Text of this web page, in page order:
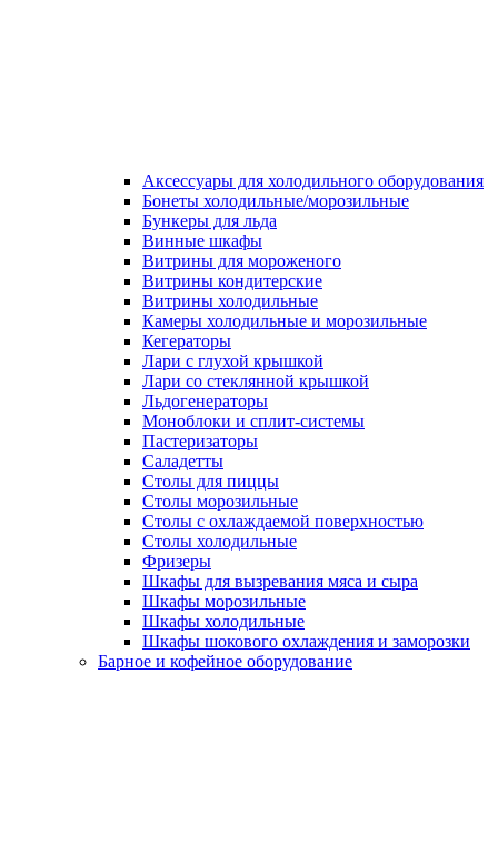
Аксессуары для холодильного оборудования
Бонеты холодильные/морозильные
Бункеры для льда
Винные шкафы
Витрины для мороженого
Витрины кондитерские
Витрины холодильные
Камеры холодильные и морозильные
Кегераторы
Лари с глухой крышкой
Лари со стеклянной крышкой
Льдогенераторы
Моноблоки и сплит-системы
Пастеризаторы
Саладетты
Столы для пиццы
Столы морозильные
Столы с охлаждаемой поверхностью
Столы холодильные
Фризеры
Шкафы для вызревания мяса и сыра
Шкафы морозильные
Шкафы холодильные
Шкафы шокового охлаждения и заморозки
Барное и кофейное оборудование